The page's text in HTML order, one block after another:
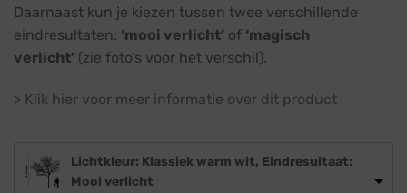
Daarnaast kun je kiezen tussen twee verschillende
eindresultaten: ‘mooi verlicht’ of ‘magisch
verlicht’ (zie foto’s voor het verschil).
> Klik hier voor meer informatie over dit product
Lichtkleur: Klassiek warm wit, Eindresultaat:
Mooi verlicht